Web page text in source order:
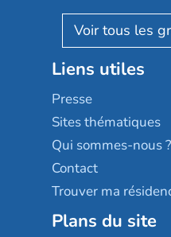
Reseda
Stella
Les villages d'or
Sérénys
Résidences
Résidalya
Groupe aplus
AGE D'OR
Liens utiles
Presse
Sites thématiques
Qui sommes-nous ?
Contact
Trouver ma
Plans du site